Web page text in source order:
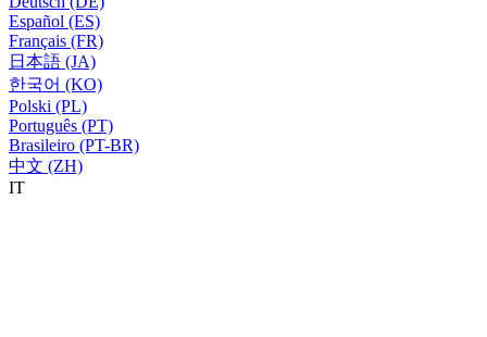
Español (ES)
Français (FR)
日本語 (JA)
한국어 (KO)
Polski (PL)
Português (PT)
Brasileiro (PT-BR)
中文 (ZH)
IT